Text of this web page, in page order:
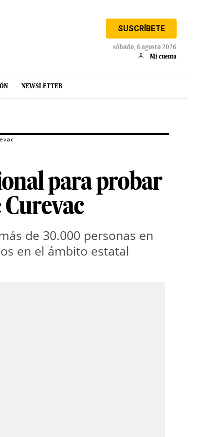
SUSCRÍBETE
sábado, 8 agosto 2026
Mi cuenta
NEWSLETTER
para probar
de 30.000 personas en
en el ámbito estatal